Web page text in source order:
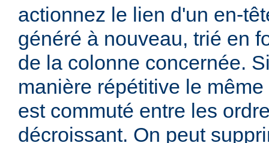
actionnez le lien d'un en-
généré à nouveau, trié en
de la colonne concernée.
manière répétitive le
est commuté entre les
décroissant. On peut